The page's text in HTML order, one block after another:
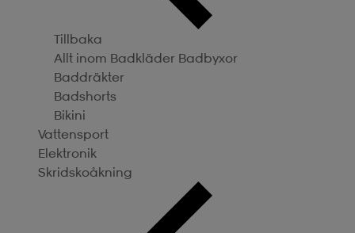
Tillbaka
Allt inom Badkläder Badbyxor
Baddräkter
Badshorts
Bikini
Vattensport
Elektronik
Skridskoåkning